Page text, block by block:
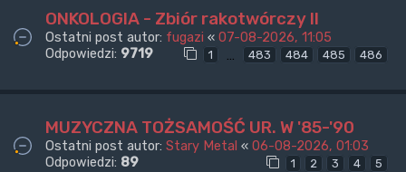
ONKOLOGIA - Zbiór rakotwórczy II
Ostatni post autor: fugazi « 07-08-2026, 11:05
Odpowiedzi: 9719 1 … 483 484 485 486
MUZYCZNA TOŻSAMOŚĆ UR. W '85-'90
Ostatni post autor: Stary Metal « 06-08-2026, 01:03
Odpowiedzi: 89 1 2 3 4 5